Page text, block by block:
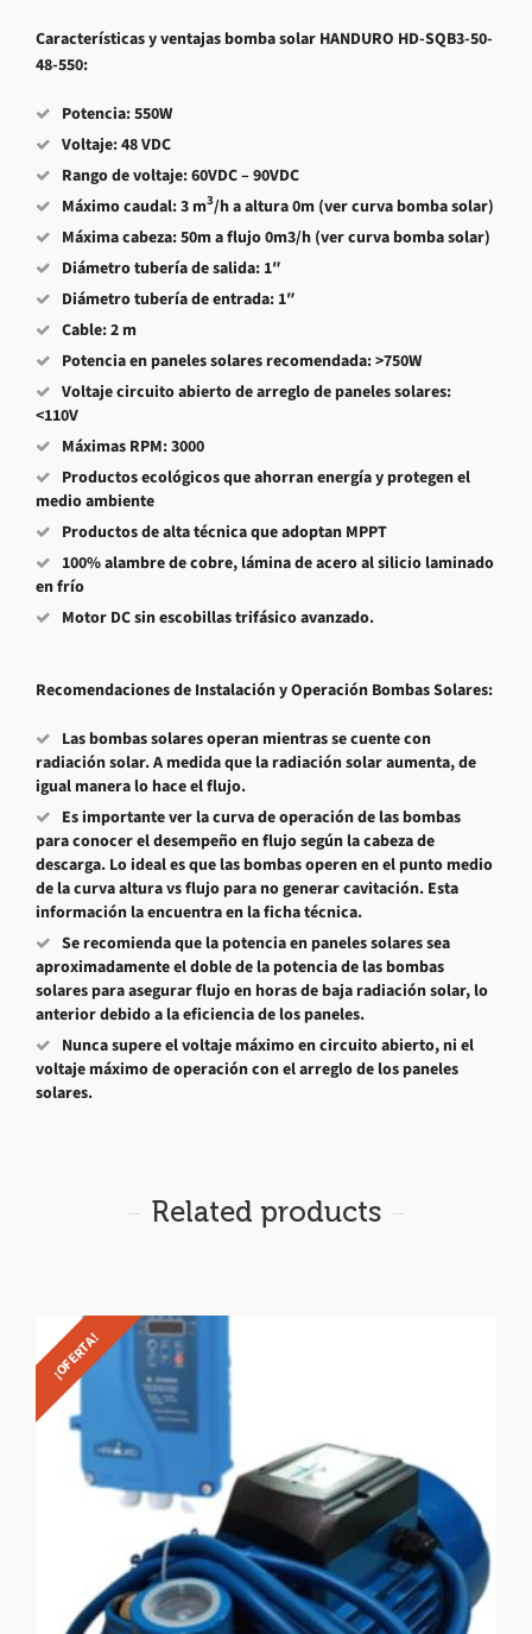
Características y ventajas bomba solar HANDURO HD-SQB3-50-
48-550:
Potencia: 550W
Voltaje: 48 VDC
Rango de voltaje: 60VDC – 90VDC
Máximo caudal: 3 m3/h a altura 0m (ver curva bomba solar)
Máxima cabeza: 50m a flujo 0m3/h (ver curva bomba solar)
Diámetro tubería de salida: 1″
Diámetro tubería de entrada: 1″
Cable: 2 m
Potencia en paneles solares recomendada: >750W
Voltaje circuito abierto de arreglo de paneles solares:
<110V
Máximas RPM: 3000
Productos ecológicos que ahorran energía y protegen el
medio ambiente
Productos de alta técnica que adoptan MPPT
100% alambre de cobre, lámina de acero al silicio laminado
en frío
Motor DC sin escobillas trifásico avanzado.
Recomendaciones de Instalación y Operación Bombas Solares:
Las bombas solares operan mientras se cuente con
radiación solar. A medida que la radiación solar aumenta, de
igual manera lo hace el flujo.
Es importante ver la curva de operación de las bombas
para conocer el desempeño en flujo según la cabeza de
descarga. Lo ideal es que las bombas operen en el punto medio
de la curva altura vs flujo para no generar cavitación. Esta
información la encuentra en la ficha técnica.
Se recomienda que la potencia en paneles solares sea
aproximadamente el doble de la potencia de las bombas
solares para asegurar flujo en horas de baja radiación solar, lo
anterior debido a la eficiencia de los paneles.
Nunca supere el voltaje máximo en circuito abierto, ni el
voltaje máximo de operación con el arreglo de los paneles
solares.
Related products
¡OFERTA!